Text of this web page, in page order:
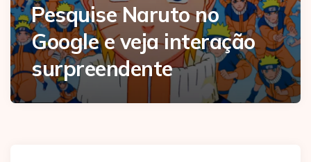
Pesquise Naruto no
Google e veja interação
surpreendente